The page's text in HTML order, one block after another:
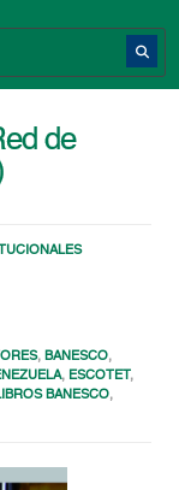
de
,BANESCO,
, ESCOTET,
BANESCO,